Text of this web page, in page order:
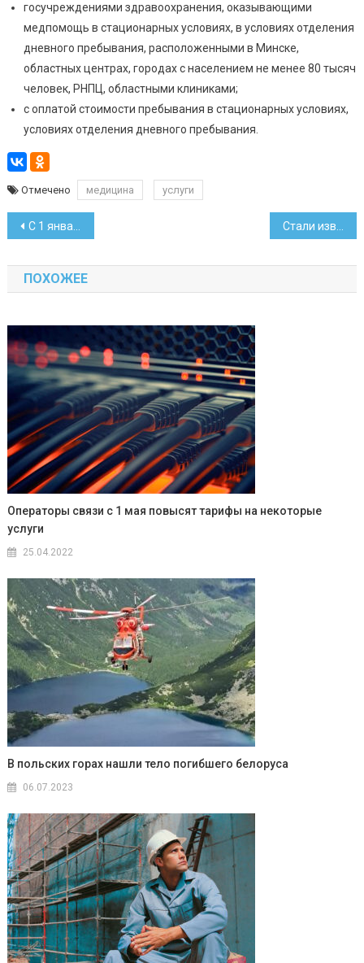
госучреждениями здравоохранения, оказывающими
медпомощь в стационарных условиях, в условиях отделения
дневного пребывания, расположенными в Минске,
областных центрах, городах с населением не менее 80 тысяч
человек, РНПЦ, областными клиниками;
с оплатой стоимости пребывания в стационарных условиях,
условиях отделения дневного пребывания.
Отмечено медицина услуги
Навигация
по
записям
С 1 января повышаются надбавки работникам сферы образования
ПОХОЖЕЕ
Операторы связи с 1 мая повысят тарифы на некоторые
услуги
25.04.2022
В польских горах нашли тело погибшего белоруса
06.07.2023